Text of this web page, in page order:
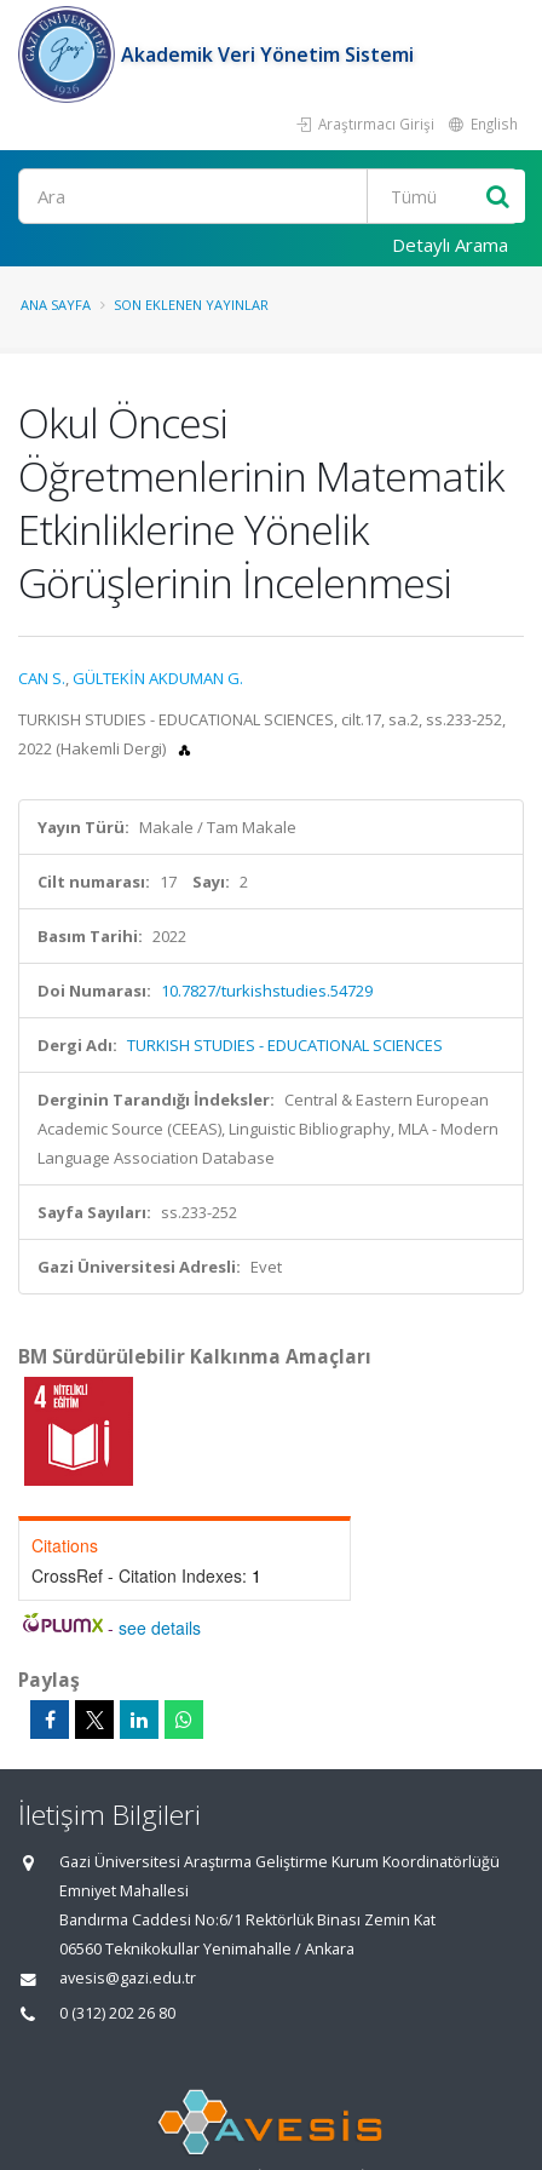
Akademik Veri Yönetim Sistemi
Araştırmacı Girişi English
Ara
Detaylı Arama
ANA SAYFA SON EKLENEN YAYINLAR
Okul Öncesi
Öğretmenlerinin Matematik
Etkinliklerine Yönelik
Görüşlerinin İncelenmesi
CAN S.,GÜLTEKİN AKDUMAN G.
TURKISH STUDIES - EDUCATIONAL SCIENCES, cilt.17, sa.2, ss.233-252,
2022 (Hakemli Dergi)
Yayın Türü: Makale / Tam Makale
Cilt numarası: 17 Sayı: 2
Basım Tarihi: 2022
Doi Numarası: 10.7827/turkishstudies.54729
Dergi Adı: TURKISH STUDIES - EDUCATIONAL SCIENCES
Derginin Tarandığı İndeksler: Central & Eastern European
Academic Source (CEEAS), Linguistic Bibliography, MLA - Modern
Language Association Database
Sayfa Sayıları: ss.233-252
Gazi Üniversitesi Adresli: Evet
BM Sürdürülebilir Kalkınma Amaçları
Citations
CrossRef - Citation Indexes: 1
- see details
Paylaş
İletişim Bilgileri
Gazi Üniversitesi Araştırma Geliştirme Kurum Koordinatörlüğü
Emniyet Mahallesi
Bandırma Caddesi No:6/1 Rektörlük Binası Zemin Kat
06560 Teknikokullar Yenimahalle / Ankara
avesis@gazi.edu.tr
0 (312) 202 26 80